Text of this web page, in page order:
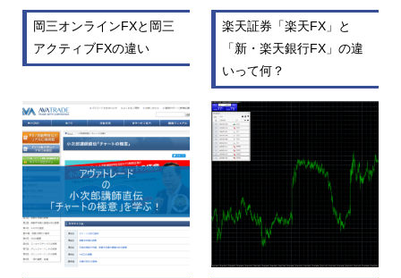
岡三オンラインFXと岡三
アクティブFXの違い
楽天証券「楽天FX」と
「新・楽天銀行FX」の違
いって何？